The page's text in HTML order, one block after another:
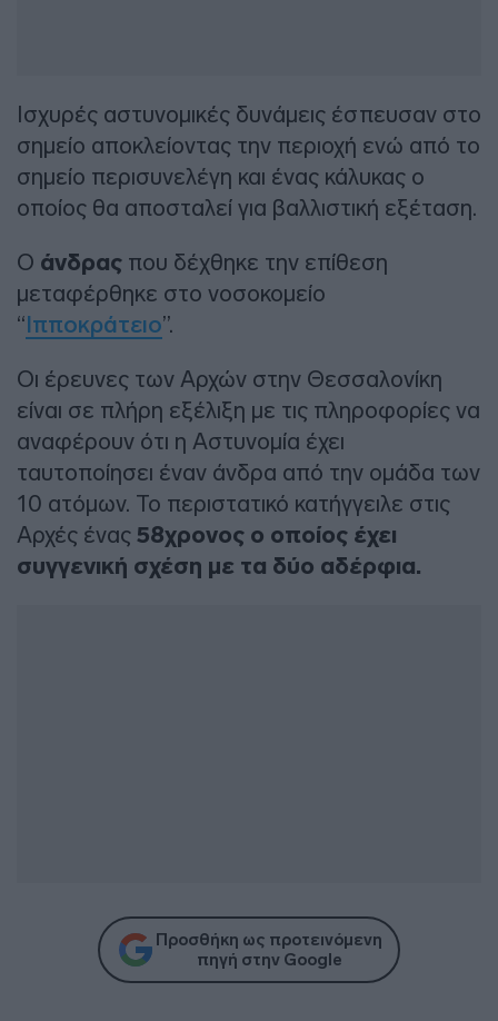
Ισχυρές αστυνομικές δυνάμεις έσπευσαν στο
σημείο αποκλείοντας την περιοχή ενώ από το
σημείο περισυνελέγη και ένας κάλυκας ο
οποίος θα αποσταλεί για βαλλιστική εξέταση.
Ο άνδρας που δέχθηκε την επίθεση
μεταφέρθηκε στο νοσοκομείο
“Ιπποκράτειο”.
Οι έρευνες των Αρχών στην Θεσσαλονίκη
είναι σε πλήρη εξέλιξη με τις πληροφορίες να
αναφέρουν ότι η Αστυνομία έχει
ταυτοποίησει έναν άνδρα από την ομάδα των
10 ατόμων. Το περιστατικό κατήγγειλε στις
Αρχές ένας 58χρονος ο οποίος έχει
συγγενική σχέση με τα δύο αδέρφια.
Προσθήκη ως προτεινόμενη
πηγή στην Google